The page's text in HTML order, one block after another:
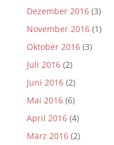
Dezember 2016(3)
November 2016(1)
Oktober 2016(3)
Juli 2016(2)
Juni 2016(2)
Mai 2016(6)
April 2016(4)
März 2016(2)